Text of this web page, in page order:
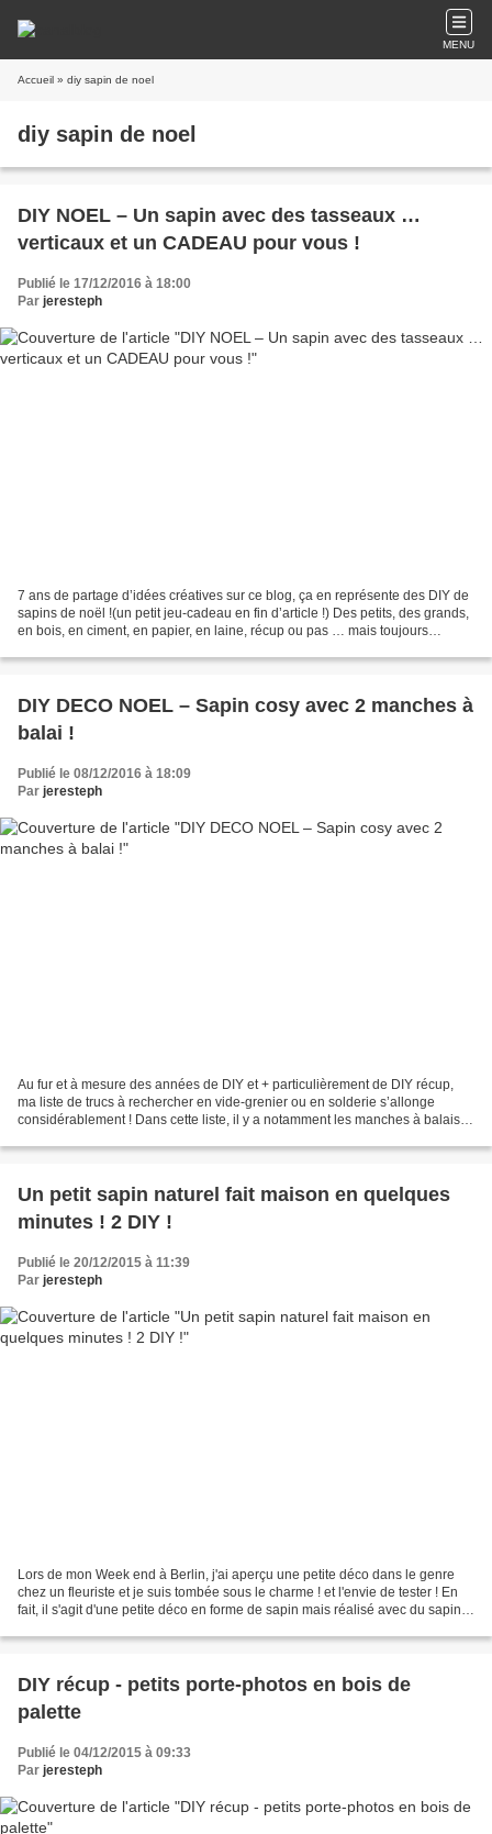
MENU
Accueil » diy sapin de noel
diy sapin de noel
DIY NOEL – Un sapin avec des tasseaux …
verticaux et un CADEAU pour vous !
Publié le 17/12/2016 à 18:00
Par jeresteph
7 ans de partage d’idées créatives sur ce blog, ça en représente des DIY de
sapins de noël !(un petit jeu-cadeau en fin d’article !) Des petits, des grands,
en bois, en ciment, en papier, en laine, récup ou pas … mais toujours
DIY DECO NOEL – Sapin cosy avec 2 manches à
balai !
Publié le 08/12/2016 à 18:09
Par jeresteph
Au fur et à mesure des années de DIY et + particulièrement de DIY récup,
ma liste de trucs à rechercher en vide-grenier ou en solderie s’allonge
considérablement ! Dans cette liste, il y a notamment les manches à balais
Un petit sapin naturel fait maison en quelques
minutes ! 2 DIY !
Publié le 20/12/2015 à 11:39
Par jeresteph
Lors de mon Week end à Berlin, j'ai aperçu une petite déco dans le genre
chez un fleuriste et je suis tombée sous le charme ! et l'envie de tester ! En
fait, il s'agit d'une petite déco en forme de sapin mais réalisé avec du sapin !
DIY récup - petits porte-photos en bois de
palette
Publié le 04/12/2015 à 09:33
Par jeresteph